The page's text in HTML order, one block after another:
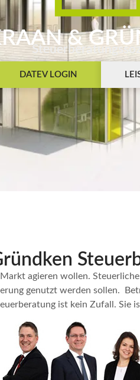
&
DATEV LOGIN
agieren wollen.
genutzt werden sollen.
ist kein Zufall. Sie